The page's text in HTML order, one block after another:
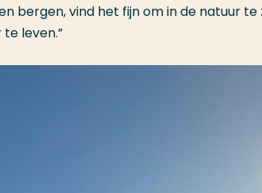
bergen, vind het fijn om in de natuur
leven.”